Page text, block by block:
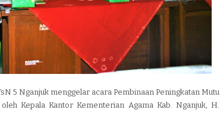
5 Nganjuk menggelar acara Pembinaan Peningkatan Mutu
Kepala Kantor Kementerian Agama Kab. Nganjuk, H.